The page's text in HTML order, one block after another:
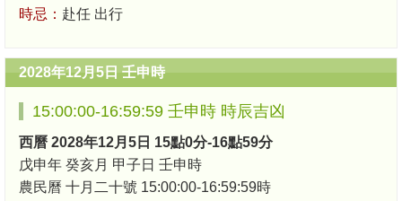
時忌： 赴任 出行
2028年12月5日 壬申時
15:00:00-16:59:59 壬申時 時辰吉凶
西曆 2028年12月5日 15點0分-16點59分
戊申年 癸亥月 甲子日 壬申時
農民曆 十月二十號 15:00:00-16:59:59時